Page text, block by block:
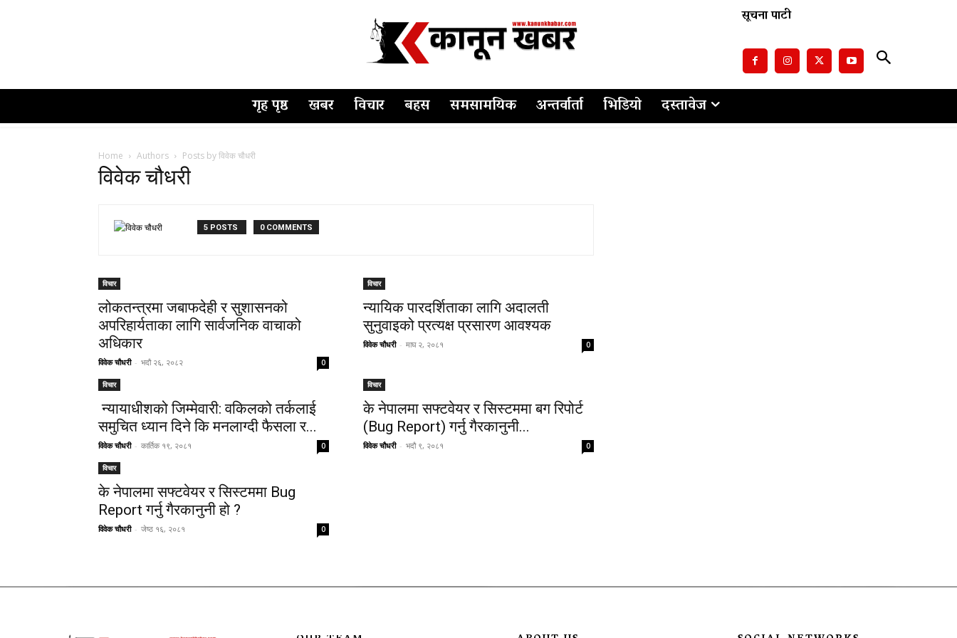
सूचना पाटी
गृह पृष्ठ खबर विचार बहस समसामयिक अन्तर्वार्ता भिडियो दस्तावेज
Home Authors Posts by विवेक चौधरी
विवेक चौधरी
5 POSTS 0 COMMENTS
विचार
लोकतन्त्रमा जबाफदेही र सुशासनको
अपरिहार्यताका लागि सार्वजनिक वाचाको
अधिकार
विवेक चौधरी - भदौ २६, २०८२ 0
विचार
न्यायिक पारदर्शिताका लागि अदालती
सुनुवाइको प्रत्यक्ष प्रसारण आवश्यक
विवेक चौधरी - माघ २, २०८१ 0
विचार
न्यायाधीशको जिम्मेवारी: वकिलको तर्कलाई
समुचित ध्यान दिने कि मनलाग्दी फैसला र...
विवेक चौधरी - कार्तिक १९, २०८१ 0
विचार
के नेपालमा सफ्टवेयर र सिस्टममा बग रिपोर्ट
(Bug Report) गर्नु गैरकानुनी...
विवेक चौधरी - भदौ ९, २०८१ 0
विचार
के नेपालमा सफ्टवेयर र सिस्टममा Bug
Report गर्नु गैरकानुनी हो ?
विवेक चौधरी - जेष्ठ १६, २०८१ 0